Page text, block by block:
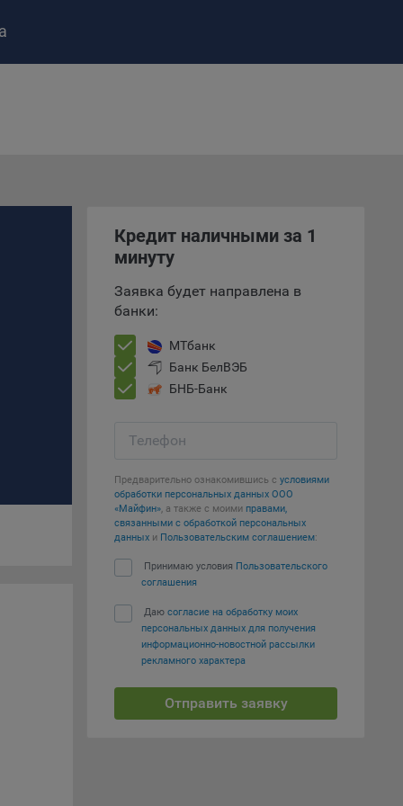
–
Кредит наличными за 1
минуту
Заявка будет направлена в
банки:
МТбанк
Банк БелВЭБ
БНБ-Банк
Телефон
Предварительно ознакомившись с условиями
обработки персональных данных ООО
«Майфин», а также с моими правами,
связанными с обработкой персональных
данных и Пользовательским соглашением:
Принимаю условия Пользовательского
соглашения
Даю согласие на обработку моих
персональных данных для получения
информационно-новостной рассылки
рекламного характера
Отправить заявку